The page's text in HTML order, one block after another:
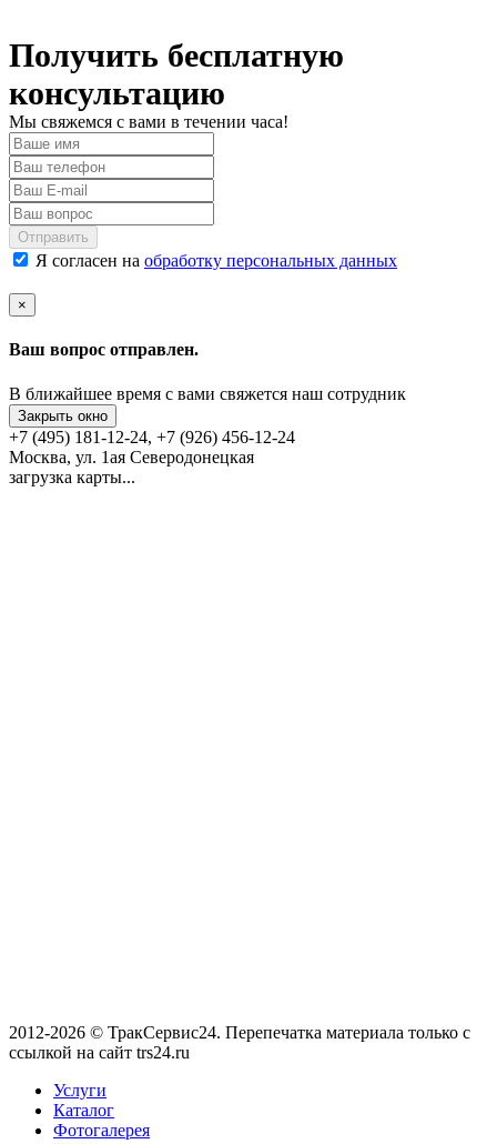
Получить бесплатную
консультацию
Мы свяжемся с вами в течении часа!
Отправить
Я согласен на обработку персональных данных
×
Ваш вопрос отправлен.
В ближайшее время с вами свяжется наш сотрудник
Закрыть окно
+7 (495) 181-12-24, +7 (926) 456-12-24
Москва, ул. 1ая Северодонецкая
загрузка карты...
2012-2026 © ТракСервис24. Перепечатка материала только с
ссылкой на сайт trs24.ru
Услуги
Каталог
Фотогалерея